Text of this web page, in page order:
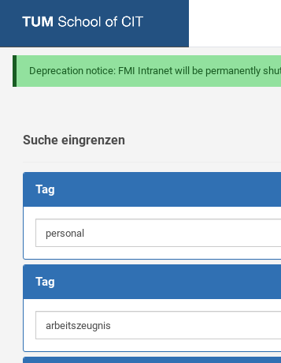
Deprecation notice: FMI Intranet will be permanently
Suche eingrenzen
Tag
Tag